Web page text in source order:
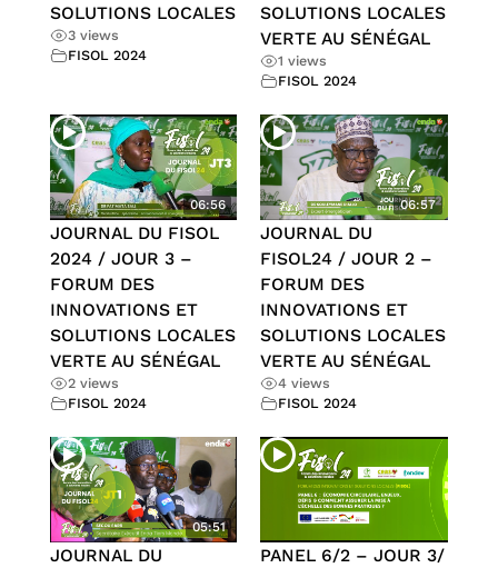
SOLUTIONS LOCALES
3 views
FISOL 2024
SOLUTIONS LOCALES
VERTE AU SÉNÉGAL
1 views
FISOL 2024
06:56
JOURNAL DU FISOL
2024 / JOUR 3 –
FORUM DES
INNOVATIONS ET
SOLUTIONS LOCALES
VERTE AU SÉNÉGAL
2 views
FISOL 2024
06:57
JOURNAL DU
FISOL24 / JOUR 2 –
FORUM DES
INNOVATIONS ET
SOLUTIONS LOCALES
VERTE AU SÉNÉGAL
4 views
FISOL 2024
05:51
JOURNAL DU
PANEL 6/2 – JOUR 3/